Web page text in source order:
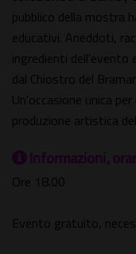
pubblico della mostra
educativi. Aneddoti,
ingredienti dell'evento
dal Chiostro del
Un'occasione unica
produzione artistica
Informazioni,
Ore 18.00
Evento gratuito,